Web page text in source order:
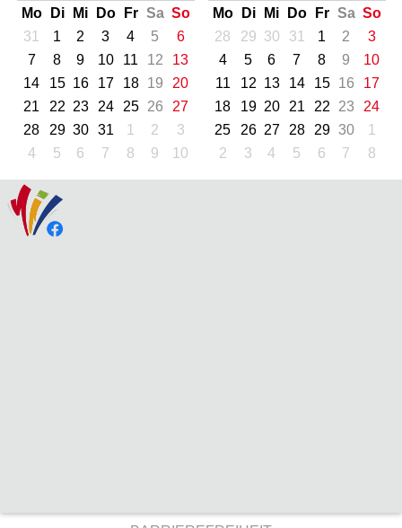
Mo
Di Mi Do Fr Sa So
31
1 2 3 4 5
6
7
8 9 10 11 12
13
14
15 16 17 18 19
20
21
22 23 24 25 26
27
28
29 30 31 1 2
3
4
5 6 7 8 9 10
Mo
Di Mi Do Fr Sa So
28
29 30 31 1 2
3
4
5 6 7 8 9
10
11
12 13 14 15 16
17
18
19 20 21 22 23
24
25
26 27 28 29 30
1
2
3 4 5 6 7 8